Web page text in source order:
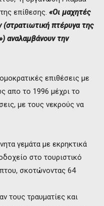
επίθεσης. «Οι μαχητές
(στρατιωτική πτέρυγα της
αναλαμβάνουν την
επιθέσεις με
απο το 1996 μέχρι το
με τους νεκρούς να
γεμάτα με εκρηκτικά
στο τουριστικό
σκοτώνοντας 64
τους τραυματίες και